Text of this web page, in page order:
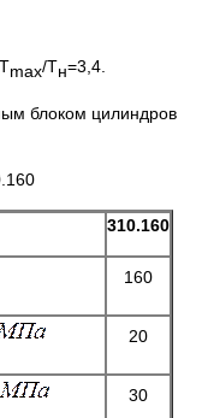
max/Тн=3,4.
блоком цилиндров
310.160
160
20
30